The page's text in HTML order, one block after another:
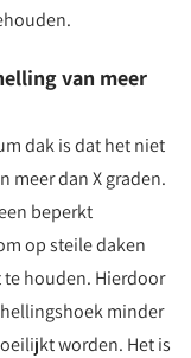
van meer
dak is dat het niet
meer dan X graden.
beperkt
op steile daken
te houden. Hierdoor
minder
worden. Het is